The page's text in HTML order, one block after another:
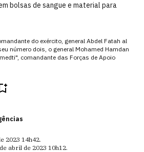
bolsas de sangue e material para
do exército, general Abdel Fatah al
número dois, o general Mohamed Hamdan
comandante das Forças de Apoio
2023 14h42.
abril de 2023 10h12.